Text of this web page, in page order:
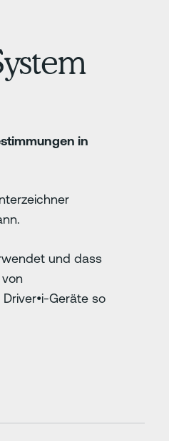
in
und dass
Geräte so